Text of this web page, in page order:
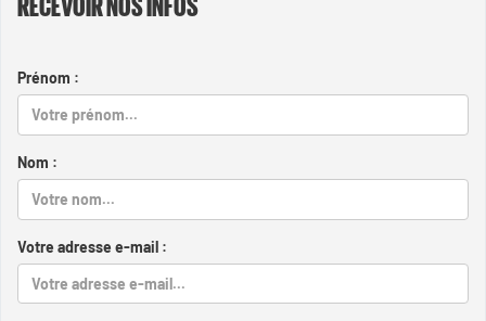
Prénom :
Nom :
Votre adresse e-mail :